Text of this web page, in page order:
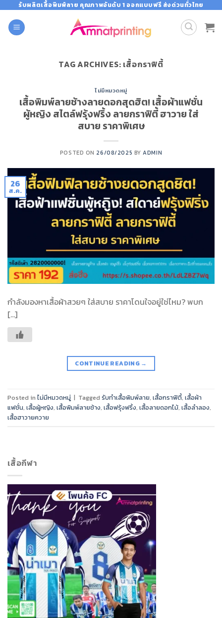
content
รับผลิตเสื้อพิมพ์ลาย คุณภาพอันดับ 1 ออกแบบฟรี ส่งด่วนทั่วไทย
TAG ARCHIVES: เสื้อกราฟิตี้
ไม่มีหมวดหมู่
เสื้อพิมพ์ลายช้างลายดอกสุดฮิต! เสื้อผ้าแฟชั่น
ผู้หญิง สไตล์ฟรุ้งฟริ้ง ลายกราฟิตี้ ฮาวาย ใส่
สบาย ราคาพิเศษ
POSTED ON 26/08/2025 BYADMIN
26
ส.ค.
กำลังมองหาเสื้อผ้าสวยๆ ใส่สบาย ราคาโดนใจอยู่ใช่ไหม? พบก
[…]
CONTINUE READING →
Posted in ไม่มีหมวดหมู่ | Tagged รับทำเสื้อพิมพ์ลาย, เสื้อกราฟิตี้, เสื้อผ้า
แฟชั่น, เสื้อผู้หญิง, เสื้อพิมพ์ลายช้าง, เสื้อฟรุ้งฟริ้ง, เสื้อลายดอกไม้, เสื้อลำลอง,
เสื้อฮาวายควาย
เสื้อกีฬา